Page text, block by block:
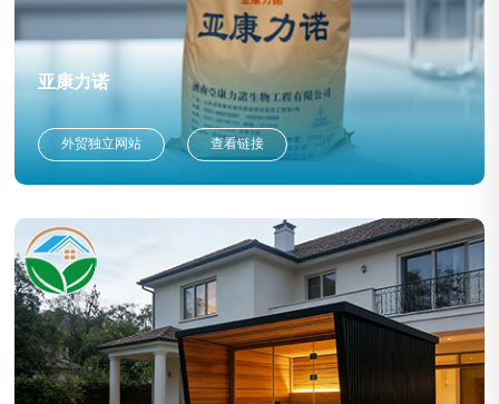
亚康力诺
外贸独立网站 查看链接